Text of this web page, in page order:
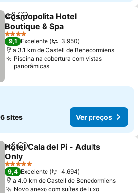
PartilharAdicionar aos favoritos
Cosmopolita Hotel
Boutique & Spa
4 Estrelas
9,1 Excelente
3.950
a 3.1 km de Castell de Benedormiens
Piscina na cobertura com vistas
panorâmicas
6 sites Ver preços
PartilharAdicionar aos favoritos
Hotel Cala del Pi - Adults
Only
5 Estrelas
9,4 Excelente
4.694
a 4.0 km de Castell de Benedormiens
Novo anexo com suítes de luxo